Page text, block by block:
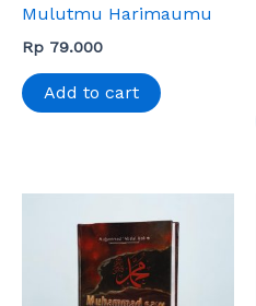
Mulutmu Harimaumu
Rp 79.000
Add to cart